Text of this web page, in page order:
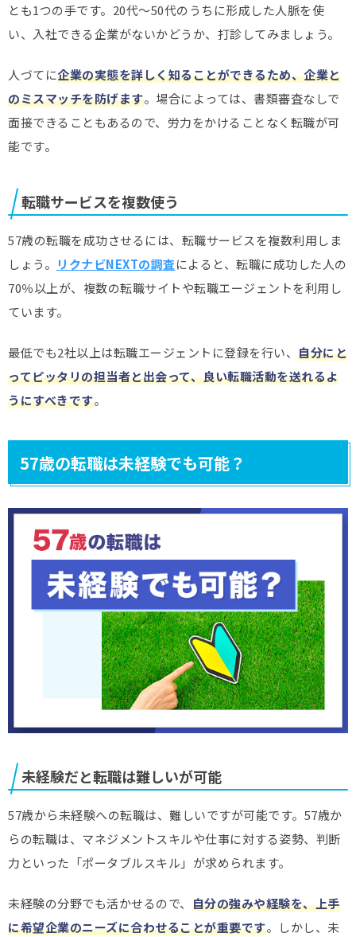
とも1つの手です。20代～50代のうちに形成した人脈を使
い、入社できる企業がないかどうか、打診してみましょう。
人づてに企業の実態を詳しく知ることができるため、企業と
のミスマッチを防げます。場合によっては、書類審査なしで
面接できることもあるので、労力をかけることなく転職が可
能です。
転職サービスを複数使う
57歳の転職を成功させるには、転職サービスを複数利用しま
しょう。 リクナビNEXTの調査によると、転職に成功した人の
70％以上が、複数の転職サイトや転職エージェントを利用し
ています。
最低でも2社以上は転職エージェントに登録を行い、 自分にと
ってピッタリの担当者と出会って、良い転職活動を送れるよ
うにすべきです。
57歳の転職は未経験でも可能？
未経験だと転職は難しいが可能
57歳から未経験への転職は、難しいですが可能です。57歳か
らの転職は、マネジメントスキルや仕事に対する姿勢、判断
力といった「ポータブルスキル」が求められます。
未経験の分野でも活かせるので、 自分の強みや経験を、上手
に希望企業のニーズに合わせることが重要です。しかし、未